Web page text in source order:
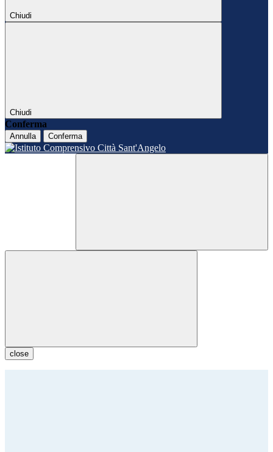
Chiudi
Chiudi
Conferma
Annulla Conferma
close